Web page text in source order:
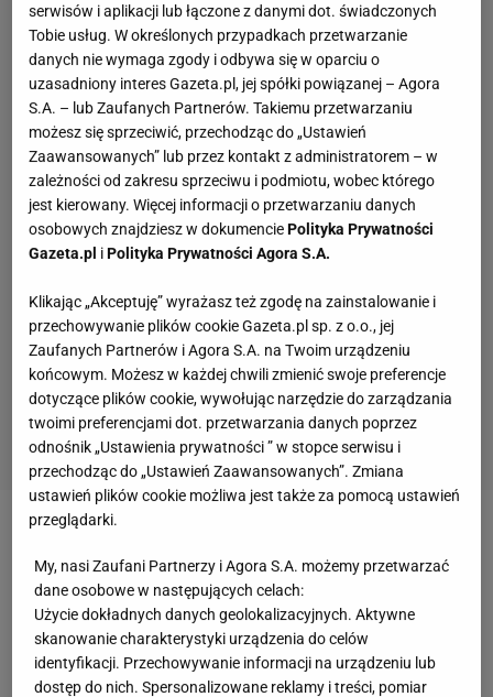
na Euro 2024? Lewandowski odpowiada
Przyszłość Reusa wiedzie przez Ocean. Romano
ujawnia
serwisów i aplikacji lub łączone z danymi dot. świadczonych
Tobie usług. W określonych przypadkach przetwarzanie
danych nie wymaga zgody i odbywa się w oparciu o
uzasadniony interes Gazeta.pl, jej spółki powiązanej – Agora
S.A. – lub Zaufanych Partnerów. Takiemu przetwarzaniu
możesz się sprzeciwić, przechodząc do „Ustawień
Zaawansowanych” lub przez kontakt z administratorem – w
zależności od zakresu sprzeciwu i podmiotu, wobec którego
jest kierowany. Więcej informacji o przetwarzaniu danych
osobowych znajdziesz w dokumenciePolityka Prywatności
Gazeta.pl iPolityka Prywatności Agora S.A.
Klikając „Akceptuję” wyrażasz też zgodę na zainstalowanie i
przechowywanie plików cookie Gazeta.pl sp. z o.o., jej
Zaufanych Partnerów i Agora S.A. na Twoim urządzeniu
końcowym. Możesz w każdej chwili zmienić swoje preferencje
dotyczące plików cookie, wywołując narzędzie do zarządzania
twoimi preferencjami dot. przetwarzania danych poprzez
odnośnik „Ustawienia prywatności ” w stopce serwisu i
przechodząc do „Ustawień Zaawansowanych”. Zmiana
ustawień plików cookie możliwa jest także za pomocą ustawień
przeglądarki.
My, nasi Zaufani Partnerzy i Agora S.A. możemy przetwarzać
dane osobowe w następujących celach:
Użycie dokładnych danych geolokalizacyjnych. Aktywne
skanowanie charakterystyki urządzenia do celów
identyfikacji. Przechowywanie informacji na urządzeniu lub
dostęp do nich. Spersonalizowane reklamy i treści, pomiar